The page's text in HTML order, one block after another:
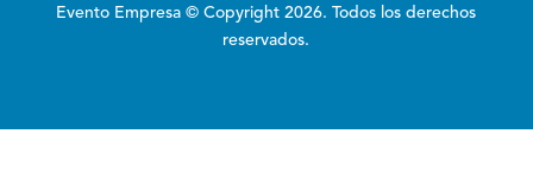
Evento Empresa © Copyright 2026. Todos los derechos
reservados.